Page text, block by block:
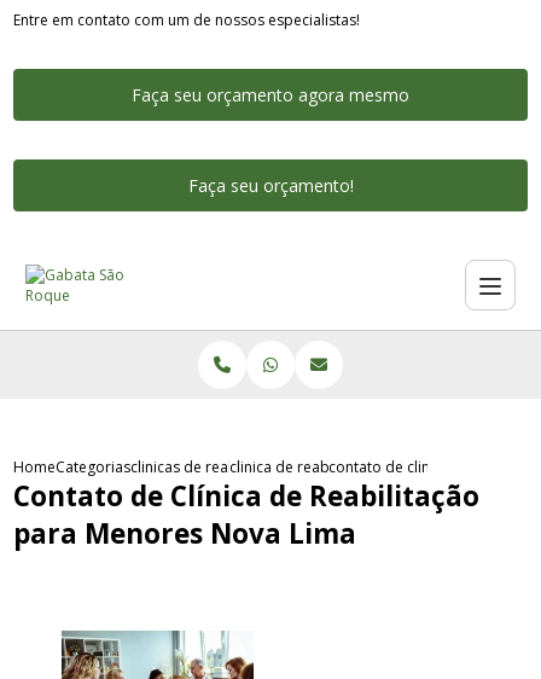
Entre em contato com um de nossos especialistas!
Faça seu orçamento agora mesmo
Faça seu orçamento!
HomeCategoriasclinicas de reabilitacaoclinica de reabilitacao para jovens sao paulo
contato de clinica de
Contato de Clínica de Reabilitação
para Menores Nova Lima